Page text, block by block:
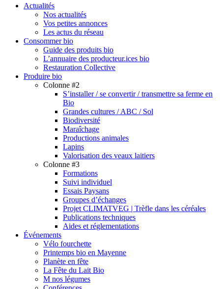
Close
Actualités
Nos actualités
Vos petites annonces
Les actus du réseau
Consommer bio
Guide des produits bio
L’annuaire des producteur.ices bio
Restauration Collective
Produire bio
Colonne #2
S’installer / se convertir / transmettre sa ferme en
Bio
Grandes cultures / ABC / Sol
Biodiversité
Maraîchage
Productions animales
Lapins
Valorisation des veaux laitiers
Colonne #3
Formations
Suivi individuel
Essais Paysans
Groupes d’échanges
Projet CLIMATVEG | Trèfle dans les céréales
Publications techniques
Aides et réglementations
Événements
Vélo fourchette
Printemps bio en Mayenne
Planète en fête
La Fête du Lait Bio
M nos légumes